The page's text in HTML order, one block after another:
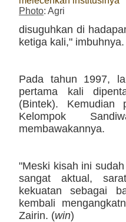
Photo: Agri
disuguhkan di
ketiga kali," imbuhnya.
Pada tahun 1997,
pertama kali
(Bintek).
Kelompok
membawakannya.
"Meski kisah ini
sangat aktual,
kekuatan sebagai
kembali
Zairin. (win)